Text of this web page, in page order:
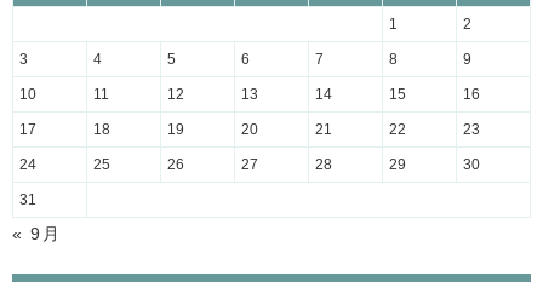
1 2
3 4 5 6 7 8 9
10 11 12 13 14 15 16
17 18 19 20 21 22 23
24 25 26 27 28 29 30
31
« 9月